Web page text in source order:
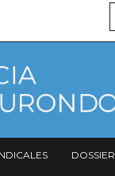
DOSSIER